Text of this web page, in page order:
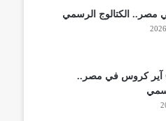
سيتروين C3 آير كروس في مصر..